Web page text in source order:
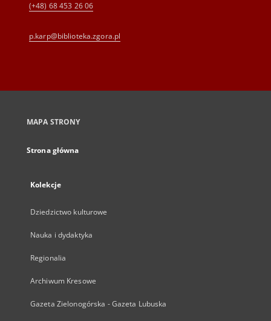
(+48) 68 453 26 06
p.karp@biblioteka.zgora.pl
MAPA STRONY
Strona główna
Kolekcje
Dziedzictwo kulturowe
Nauka i dydaktyka
Regionalia
Archiwum Kresowe
Gazeta Zielonogórska - Gazeta Lubuska